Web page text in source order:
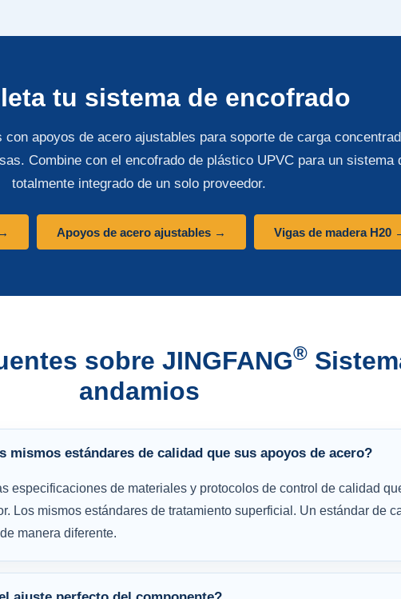
tu sistema de encofrado
apoyos de acero ajustables para soporte de carga
Combine con el encofrado de plástico UPVC para un sistema
totalmente integrado de un solo proveedor.
Apoyos de acero ajustables → Vigas de madera H20
sobre JINGFANG®
andamios
estándares de calidad que sus apoyos de acero?
especificaciones de materiales y protocolos de control de calidad
Los mismos estándares de tratamiento superficial. Un estándar de
manera diferente.